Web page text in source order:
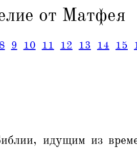
от Матфея
8 9 10 11 12 13 14 15
идущим из